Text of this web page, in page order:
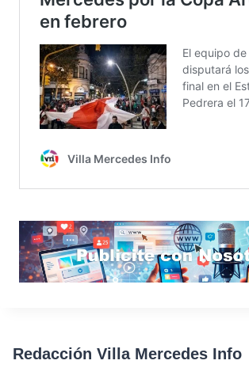
Redacción Villa Mercedes Info